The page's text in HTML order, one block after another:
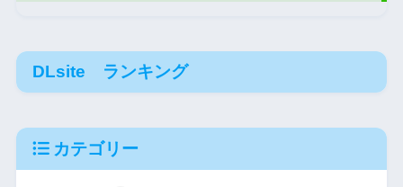
DLsite ランキング
カテゴリー